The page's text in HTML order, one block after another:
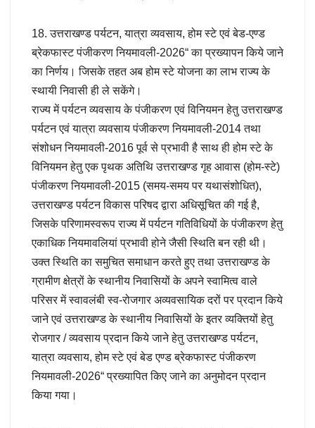
18. उत्तराखण्ड पर्यटन, यात्रा व्यवसाय, होम स्टे एवं बेड-एण्ड
ब्रेकफास्ट पंजीकरण नियमावली-2026“ का प्रख्यापन किये जाने
का निर्णय। जिसके तहत अब होम स्टे योजना का लाभ राज्य के
स्थायी निवासी ही ले सकेंगे।
राज्य में पर्यटन व्यवसाय के पंजीकरण एवं विनियमन हेतु उत्तराखण्ड
पर्यटन एवं यात्रा व्यवसाय पंजीकरण नियमावली-2014 तथा
संशोधन नियमावली-2016 पूर्व से प्रभावी है साथ ही होम स्टे के
विनियमन हेतु एक पृथक अतिथि उत्तराखण्ड गृह आवास (होम-स्टे)
पंजीकरण नियमावली-2015 (समय-समय पर यथासंशोधित),
उत्तराखण्ड पर्यटन विकास परिषद द्वारा अधिसूचित की गई है,
जिसके परिणामस्वरूप राज्य में पर्यटन गतिविधियों के पंजीकरण हेतु
एकाधिक नियमावलियां प्रभावी होने जैसी स्थिति बन रही थी।
उक्त स्थिति का समुचित समाधान करते हुए तथा उत्तराखण्ड के
ग्रामीण क्षेत्रों के स्थानीय निवासियों के अपने स्वामित्व वाले
परिसर में स्वावलंबी स्व-रोजगार अव्यवसायिक दरों पर प्रदान किये
जाने एवं उत्तराखण्ड के स्थानीय निवासियों के इतर व्यक्तियों हेतु
रोजगार / व्यवसाय प्रदान किये जाने हेतु उत्तराखण्ड पर्यटन,
यात्रा व्यवसाय, होम स्टे एवं बेड एण्ड ब्रेकफास्ट पंजीकरण
नियमावली-2026“ प्रख्यापित किए जाने का अनुमोदन प्रदान
किया गया।